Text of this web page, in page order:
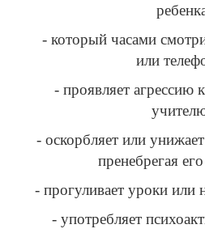
- который часами
или
- проявляет агрессию
- оскорбляет или
пренебрегая
- прогуливает уроки или
- употребляет